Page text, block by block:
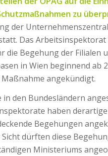
zu
der
Das Arbeitsinspektorat
die Begehung der Filialen
in Wien beginnend ab
Maßnahme angekündigt.
in den Bundesländern
haben derartige
Begehungen
dürften diese
Ministeriums